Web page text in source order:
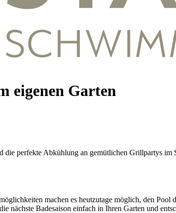
eigenen Garten
perfekte Abkühlung an gemütlichen Grillpartys
machen es heutzutage möglich, den Pool
nächste Badesaison einfach in Ihren Garten und